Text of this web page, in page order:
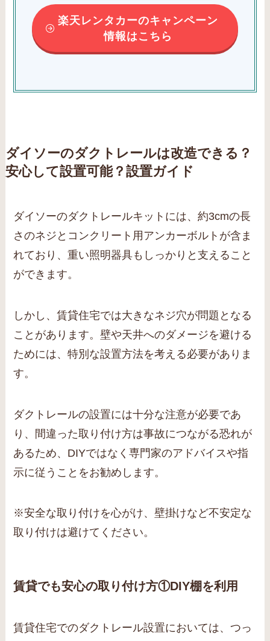
楽天レンタカーのキャンペーン
情報はこちら
ダイソーのダクトレールは改造できる？
安心して設置可能？設置ガイド
ダイソーのダクトレールキットには、約3cmの長
さのネジとコンクリート用アンカーボルトが含ま
れており、重い照明器具もしっかりと支えること
ができます。
しかし、賃貸住宅では大きなネジ穴が問題となる
ことがあります。壁や天井へのダメージを避ける
ためには、特別な設置方法を考える必要がありま
す。
ダクトレールの設置には十分な注意が必要であ
り、間違った取り付け方は事故につながる恐れが
あるため、DIYではなく専門家のアドバイスや指
示に従うことをお勧めします。
※安全な取り付けを心がけ、壁掛けなど不安定な
取り付けは避けてください。
賃貸でも安心の取り付け方①DIY棚を利用
賃貸住宅でのダクトレール設置においては、つっ